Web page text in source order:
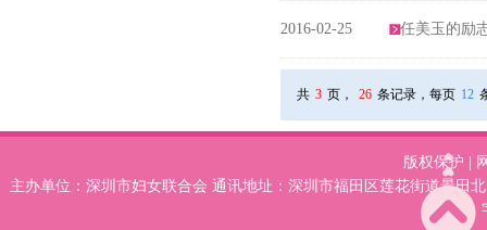
2016-02-25 任美玉的励
共 3 页， 26 条记录，每页 12
版权保护
主办单位：深圳市妇女联合会 通讯地址：深圳市福田区莲花街道景田